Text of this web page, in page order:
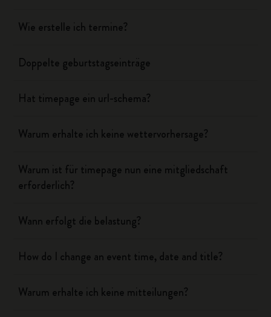
Wie erstelle ich termine?
Doppelte geburtstagseinträge
Hat timepage ein url-schema?
Warum erhalte ich keine wettervorhersage?
Warum ist für timepage nun eine mitgliedschaft
erforderlich?
Wann erfolgt die belastung?
How do I change an event time, date and title?
Warum erhalte ich keine mitteilungen?